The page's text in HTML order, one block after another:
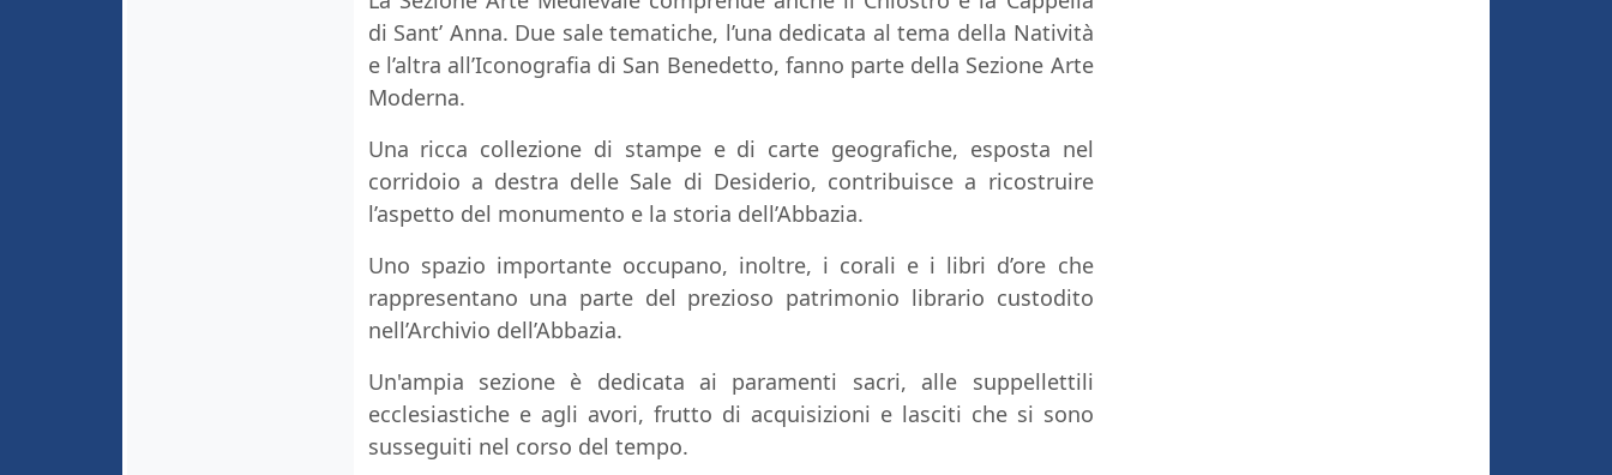
di Sant’ Anna. Due sale tematiche, l’una dedicata al tema della Natività
e l’altra all’Iconografia di San Benedetto, fanno parte della Sezione Arte
Moderna.
Una ricca collezione di stampe e di carte geografiche, esposta nel
corridoio a destra delle Sale di Desiderio, contribuisce a ricostruire
l’aspetto del monumento e la storia dell’Abbazia.
Uno spazio importante occupano, inoltre, i corali e i libri d’ore che
rappresentano una parte del prezioso patrimonio librario custodito
nell’Archivio dell’Abbazia.
Un'ampia sezione è dedicata ai paramenti sacri, alle suppellettili
ecclesiastiche e agli avori, frutto di acquisizioni e lasciti che si sono
susseguiti nel corso del tempo.